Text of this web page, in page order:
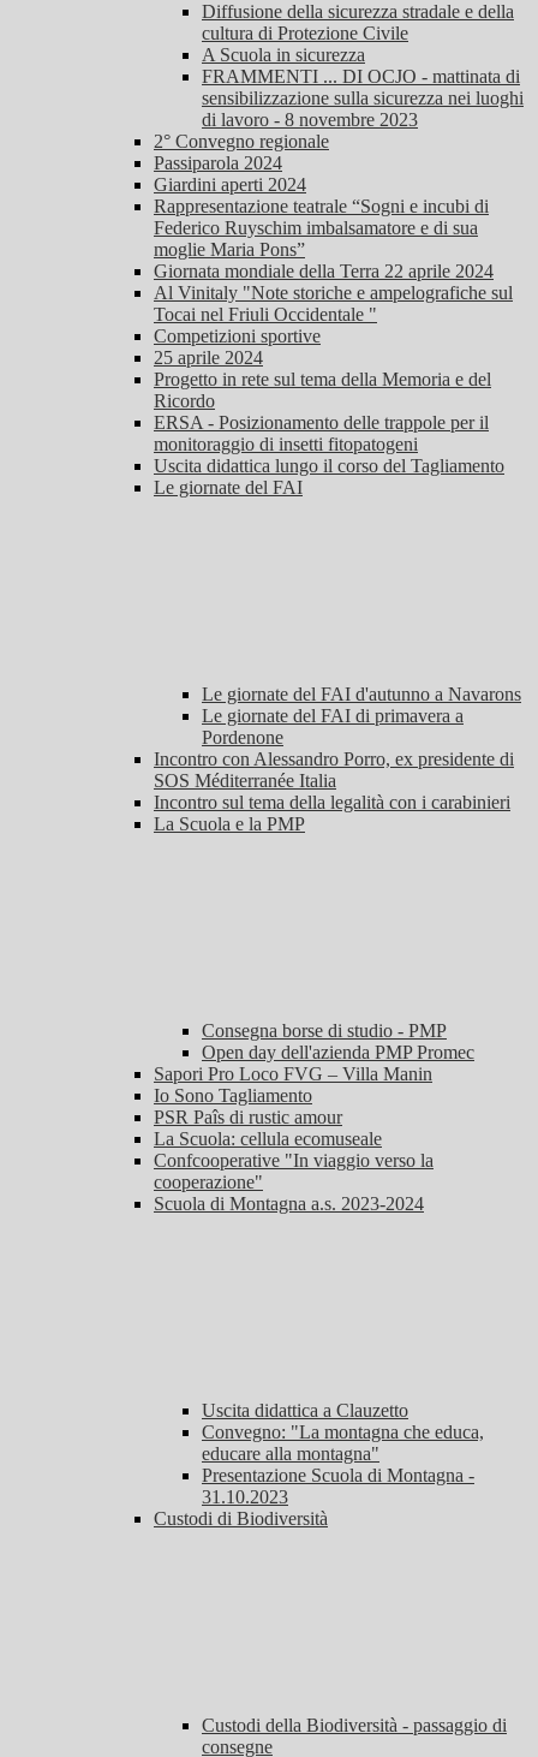
Diffusione della sicurezza stradale e della
cultura di Protezione Civile
A Scuola in sicurezza
FRAMMENTI ... DI OCJO - mattinata di
sensibilizzazione sulla sicurezza nei luoghi
di lavoro - 8 novembre 2023
2° Convegno regionale
Passiparola 2024
Giardini aperti 2024
Rappresentazione teatrale “Sogni e incubi di
Federico Ruyschim imbalsamatore e di sua
moglie Maria Pons”
Giornata mondiale della Terra 22 aprile 2024
Al Vinitaly "Note storiche e ampelografiche sul
Tocai nel Friuli Occidentale "
Competizioni sportive
25 aprile 2024
Progetto in rete sul tema della Memoria e del
Ricordo
ERSA - Posizionamento delle trappole per il
monitoraggio di insetti fitopatogeni
Uscita didattica lungo il corso del Tagliamento
Le giornate del FAI
Le giornate del FAI d'autunno a Navarons
Le giornate del FAI di primavera a
Pordenone
Incontro con Alessandro Porro, ex presidente di
SOS Méditerranée Italia
Incontro sul tema della legalità con i carabinieri
La Scuola e la PMP
Consegna borse di studio - PMP
Open day dell'azienda PMP Promec
Sapori Pro Loco FVG – Villa Manin
Io Sono Tagliamento
PSR Paîs di rustic amour
La Scuola: cellula ecomuseale
Confcooperative "In viaggio verso la
cooperazione"
Scuola di Montagna a.s. 2023-2024
Uscita didattica a Clauzetto
Convegno: "La montagna che educa,
educare alla montagna"
Presentazione Scuola di Montagna -
31.10.2023
Custodi di Biodiversità
Custodi della Biodiversità - passaggio di
consegne